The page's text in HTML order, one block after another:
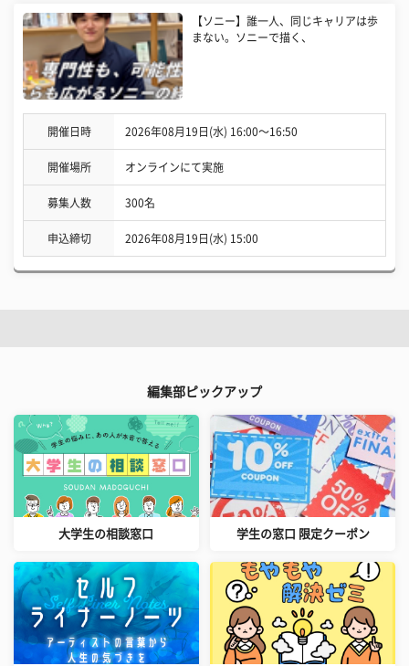
【ソニー】誰一人、同じキャリアは歩
まない。ソニーで描く、
開催日時 2026年08月19日(水) 16:00〜16:50
開催場所 オンラインにて実施
募集人数 300名
申込締切 2026年08月19日(水) 15:00
編集部ピックアップ
大学生の相談窓口 学生の窓口 限定クーポン